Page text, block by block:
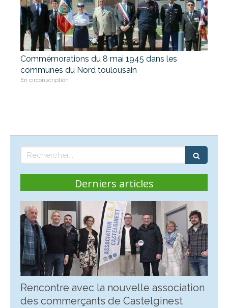
Commémorations du 8 mai 1945 dans les
communes du Nord toulousain
En circonscription
Rechercher
Derniers articles
Rencontre avec la nouvelle association
des commerçants de Castelginest